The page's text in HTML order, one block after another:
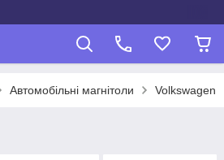
Автомобільні магнітоли Volkswagen